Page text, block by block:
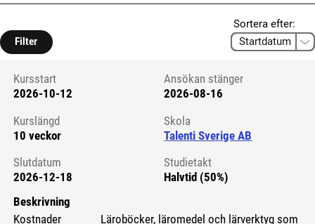
Filter
Sortera efter:
Kursstart 6208731
Kursstart
2026-10-12
Ansökan stänger
2026-08-16
Kurslängd
10 veckor
Skola
Talenti Sverige AB
Slutdatum
2026-12-18
Studietakt
Halvtid (50%)
Beskrivning
Kostnader Läroböcker, läromedel och lärverktyg som